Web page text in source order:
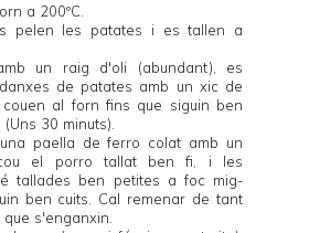
a 200ºC.
pelen les patates i es tallen a
un raig d'oli (abundant), es
de patates amb un xic de
al forn fins que siguin ben
30 minuts).
paella de ferro colat amb un
el porro tallat ben fi, i les
tallades ben petites a foc mig-
ben cuits. Cal remenar de tant
s'enganxin.